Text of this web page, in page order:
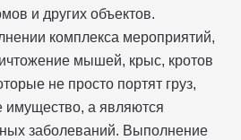
и других объектов.
комплекса мероприятий,
мышей, крыс, кротов
не просто портят груз,
имущество, а являются
заболеваний. Выполнение